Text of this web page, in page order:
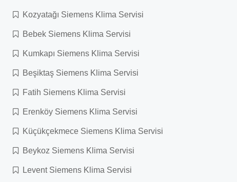
Kozyatağı Siemens Klima Servisi
Bebek Siemens Klima Servisi
Kumkapı Siemens Klima Servisi
Beşiktaş Siemens Klima Servisi
Fatih Siemens Klima Servisi
Erenköy Siemens Klima Servisi
Küçükçekmece Siemens Klima Servisi
Beykoz Siemens Klima Servisi
Levent Siemens Klima Servisi